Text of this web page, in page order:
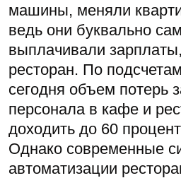
машины, меняли
ведь они буквально
выплачивали
ресторан. По
сегодня объем потерь
персонала в кафе и
доходить до 60
Однако современные
автоматизации